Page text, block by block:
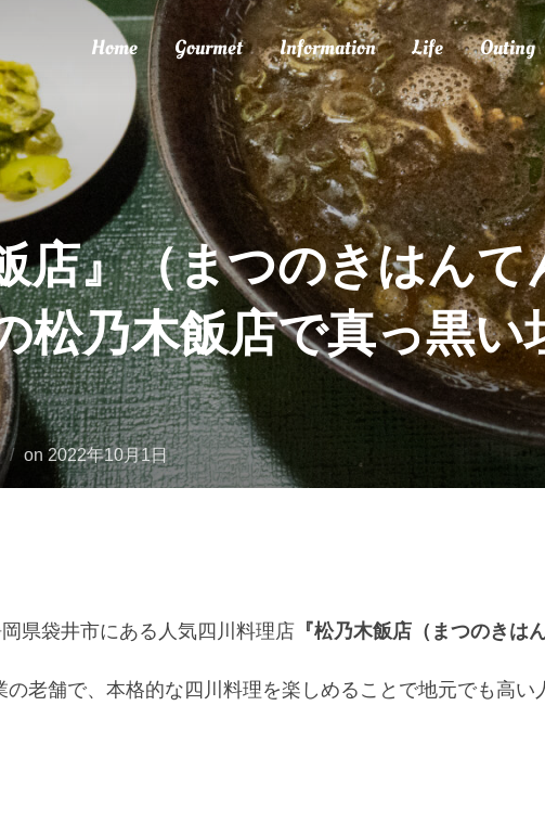
Home Gourmet Information Life Outing
店』（まつのきはんて
松乃木飯店で真っ黒い
on 投
稿
日:
2022年10月1日
県袋井市にある人気四川料理店 『松乃木飯店（まつのきは
の老舗で、本格的な四川料理を楽しめることで地元でも高い